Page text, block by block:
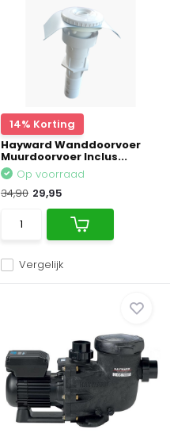
14% Korting
Hayward Wanddoorvoer
Muurdoorvoer Inclus...
Vergelijk
Op voorraad
34,90 29,95